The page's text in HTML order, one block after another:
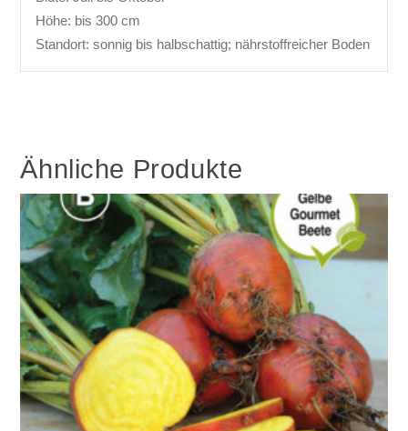
Höhe: bis 300 cm
Standort: sonnig bis halbschattig; nährstoffreicher Boden
Ähnliche Produkte